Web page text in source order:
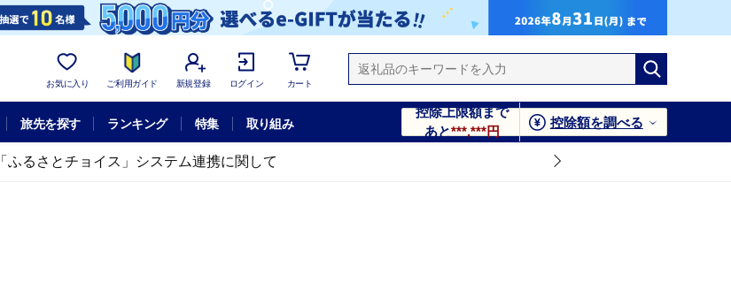
お気に入り ご利用ガイド 新規登録 ログイン カート
旅先を探す ランキング 特集 取り組み
控除上限額まで
あと***,***円
控除額を調べる
「ふるさとチョイス」システム連携に関して